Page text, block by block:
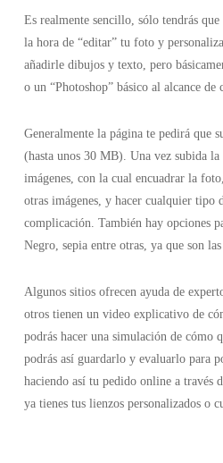
Es realmente sencillo, sólo tendrás
la hora de “editar” tu foto y
añadirle dibujos y texto, pero
o un “Photoshop” básico al alcance de
Generalmente la página te pedirá que
(hasta unos 30 MB). Una vez subida
imágenes, con la cual encuadrar la
otras imágenes, y hacer cualquier tipo
complicación. También hay opciones
Negro, sepia entre otras, ya que son las
Algunos sitios ofrecen ayuda de
otros tienen un video explicativo de
podrás hacer una simulación de cómo
podrás así guardarlo y evaluarlo para
haciendo así tu pedido online a través
ya tienes tus lienzos personalizados o